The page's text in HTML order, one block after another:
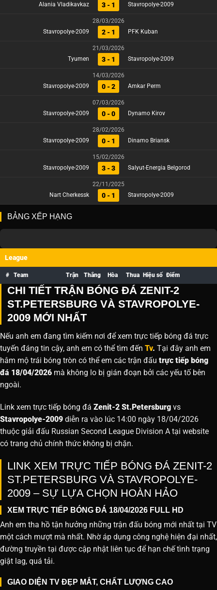
Alania Vladikavkaz
3 - 1 Stavropolye-2009
28/03/2026
Stavropolye-2009
2 - 1 PFK Kuban
21/03/2026
Tyumen
3 - 1 Stavropolye-2009
14/03/2026
Stavropolye-2009
0 - 2 Amkar Perm
07/03/2026
Stavropolye-2009
0 - 0 Dynamo Kirov
28/02/2026
Stavropolye-2009
0 - 1 Dinamo Briansk
15/02/2026
Stavropolye-2009
3 - 3 Salyut-Energia Belgorod
22/11/2025
Nart Cherkessk
0 - 1 Stavropolye-2009
BẢNG XẾP HẠNG
League
# Team Trận Thắng Hòa Thua Hiệu số Điểm
CHI TIẾT TRẬN BÓNG ĐÁ ZENIT-2
ST.PETERSBURG VÀ STAVROPOLYE-
2009 MỚI NHẤT
Nếu anh em đang tìm kiếm nơi để xem trực tiếp bóng đá trực
tuyến đáng tin cậy, anh em có thể tìm đến Tv. Tại đây anh em
hâm mộ trái bóng tròn có thể em các trận đấu trực tiếp bóng
đá 18/04/2026 mà không lo bị gián đoạn bởi các yếu tố bên
ngoài.
Link xem trực tiếp bóng đá Zenit-2 St.Petersburg vs
Stavropolye-2009 diễn ra vào lúc 14:00 ngày 18/04/2026
thuộc giải đấu Russian Second League Division A tại website
có trang chủ chính thức không bị chặn.
LINK XEM TRỰC TIẾP BÓNG ĐÁ ZENIT-2
ST.PETERSBURG VÀ STAVROPOLYE-
2009 – SỰ LỰA CHỌN HOÀN HẢO
XEM TRỰC TIẾP BÓNG ĐÁ 18/04/2026 FULL HD
Anh em tha hồ tận hưởng những trận đấu bóng mới nhất tại TV
một cách mượt mà nhất. Nhờ áp dụng công nghệ hiện đại nhất,
đường truyền tại được cập nhật liên tục để hạn chế tình trạng
giật lag, quá tải.
GIAO DIỆN TV ĐẸP MẮT, CHẤT LƯỢNG CAO